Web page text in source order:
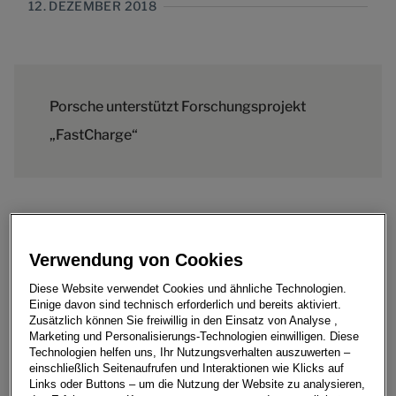
12. DEZEMBER 2018
Porsche unterstützt Forschungsprojekt
„FastCharge“
schnell erfolgen wie heute das Betanken mit Kraftstoff.
Dies ist ein Zwischenergebnis des Forschungsprojektes
„FastCharge“, an dem Porsche beteiligt ist. Am gestrigen
Mittwoch wurde in Jettingen-Scheppach, in der Nähe
der A8 zwischen Ulm und Augsburg, der Prototyp einer
Ladestation mit einer Leistung von bis zu 450 kW
vorgestellt. Ein Porsche-Forschungsfahrzeug mit einer
Verwendung von Cookies
Diese Website verwendet Cookies und ähnliche Technologien.
Einige davon sind technisch erforderlich und bereits aktiviert.
Zusätzlich können Sie freiwillig in den Einsatz von Analyse ,
Marketing und Personalisierungs-Technologien einwilligen. Diese
Technologien helfen uns, Ihr Nutzungsverhalten auszuwerten –
einschließlich Seitenaufrufen und Interaktionen wie Klicks auf
Links oder Buttons – um die Nutzung der Website zu analysieren,